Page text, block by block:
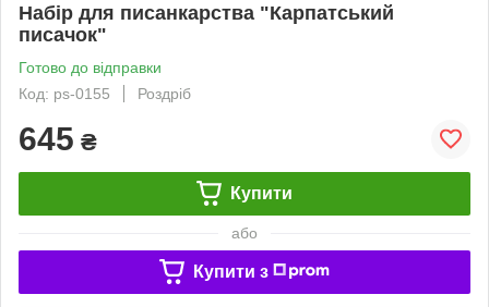
Набір для писанкарства "Карпатський
писачок"
Готово до відправки
Код: ps-0155
Роздріб
645 ₴
Купити
або
Купити з